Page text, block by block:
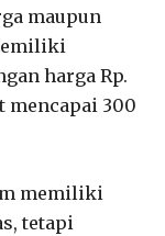
maupun
harga Rp.
mencapai 300
memiliki
tetapi